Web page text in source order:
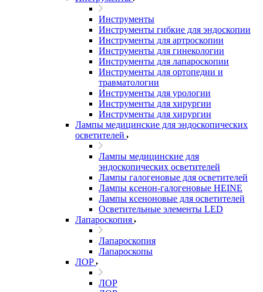
Инструменты
Инструменты гибкие для эндоскопии
Инструменты для артроскопии
Инструменты для гинекологии
Инструменты для лапароскопии
Инструменты для ортопедии и
травматологии
Инструменты для урологии
Инструменты для хирургии
Инструменты для хирургии
Лампы медицинские для эндоскопических
осветителей
Лампы медицинские для
эндоскопических осветителей
Лампы галогеновые для осветителей
Лампы ксенон-галогеновые HEINE
Лампы ксеноновые для осветителей
Осветительные элементы LED
Лапароскопия
Лапароскопия
Лапароскопы
ЛОР
ЛОР